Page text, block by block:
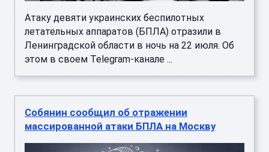
Атаку девяти украинских беспилотных
летательных аппаратов (БПЛА) отразили в
Ленинградской области в ночь на 22 июля. Об
этом в своем Telegram-канале ...
Собянин сообщил об отражении
массированной атаки БПЛА на Москву